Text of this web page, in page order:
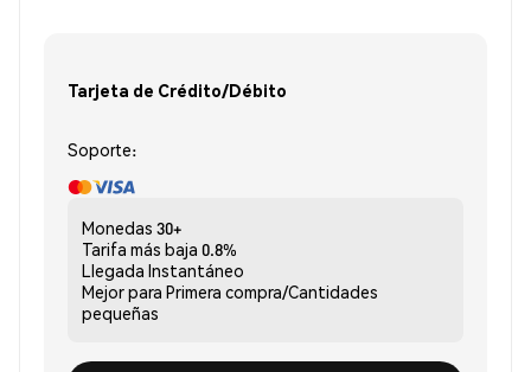
Tarjeta de Crédito/Débito
Soporte:
Monedas 30+
Tarifa más baja 0.8%
Llegada Instantáneo
Mejor para Primera compra/Cantidades
pequeñas